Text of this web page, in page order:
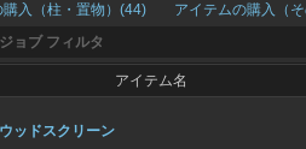
購入（柱・置物）(44)
アイテムの購入（
ョブ フィルタ
アイテム名
ウッドスクリーン